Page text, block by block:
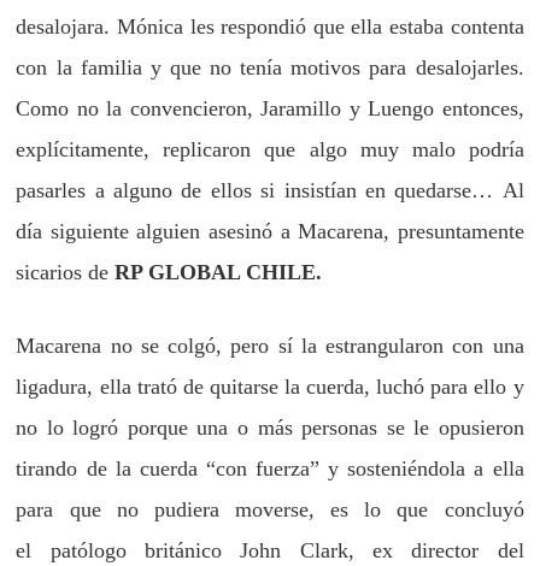
desalojara. Mónica les respondió que ella estaba contenta
con la familia y que no tenía motivos para desalojarles.
Como no la convencieron, Jaramillo y Luengo entonces,
explícitamente, replicaron que algo muy malo podría
pasarles a alguno de ellos si insistían en quedarse… Al
día siguientealguien asesinó a Macarena, presuntamente
sicarios deRP GLOBAL CHILE.
Macarena no se colgó, pero sí la estrangularon con una
ligadura, ella trató de quitarse la cuerda, luchó para ello y
no lo logró porque una o más personas se le opusieron
tirando de la cuerda “con fuerza” y sosteniéndola a ella
para que no pudiera moverse, es lo que concluyó
el patólogo británico John Clark, ex director del